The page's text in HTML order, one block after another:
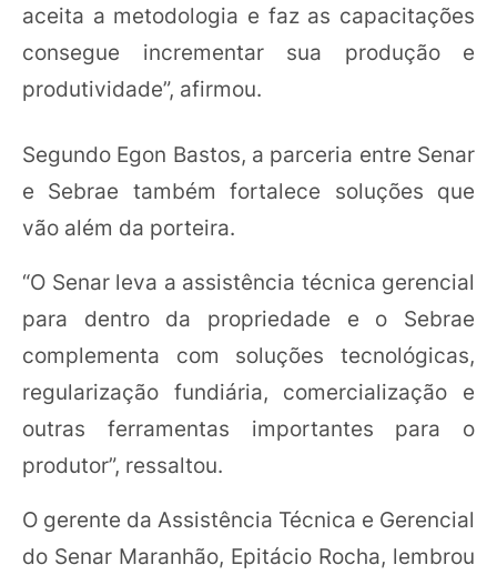
aceita a metodologia e faz as capacitações
consegue incrementar sua produção e
produtividade”, afirmou.
Segundo Egon Bastos, a parceria entre Senar
e Sebrae também fortalece soluções que
vão além da porteira.
“O Senar leva a assistência técnica gerencial
para dentro da propriedade e o Sebrae
complementa com soluções tecnológicas,
regularização fundiária, comercialização e
outras ferramentas importantes para o
produtor”, ressaltou.
O gerente da Assistência Técnica e Gerencial
do Senar Maranhão, Epitácio Rocha, lembrou